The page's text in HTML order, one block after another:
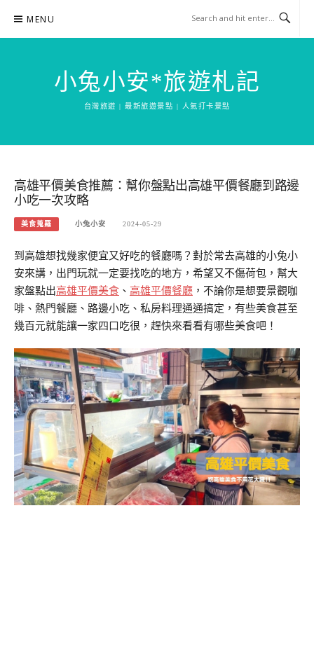
content
MENU
小兔小安*旅遊札記
台灣旅遊 | 最新旅遊景點 | 人氣打卡景點
高雄平價美食推薦：幫你盤點出高雄平價餐廳到路邊
小吃一次攻略
美食蒐羅 小兔小安 2024-05-29
到高雄想找幾家便宜又好吃的餐廳嗎？對於常去高雄的小兔小
安來講，出門玩就一定要找吃的地方，希望又不傷荷包，幫大
家盤點出高雄平價美食 、 高雄平價餐廳 ，不論你是想要景觀咖
啡、熱門餐廳、路邊小吃、私房料理通通搞定，有些美食甚至
幾百元就能讓一家四口吃很，趕快來看看有哪些美食吧！